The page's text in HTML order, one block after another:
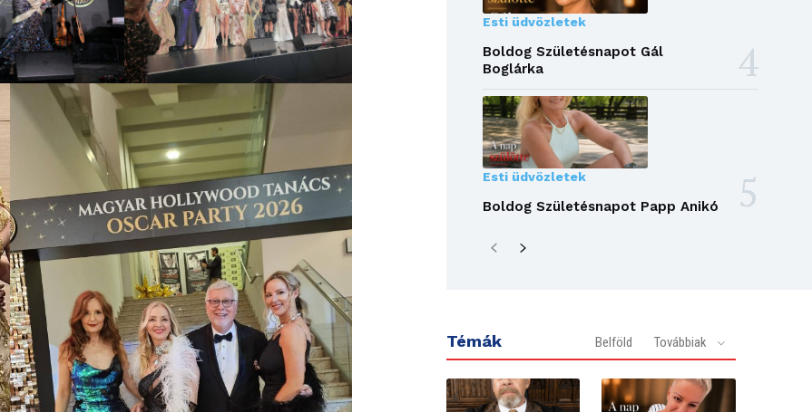
Esti üdvözletek
Boldog Születésnapot Gál
Boglárka
Esti üdvözletek
Boldog Születésnapot Papp Anikó
Témák Belföld Továbbiak